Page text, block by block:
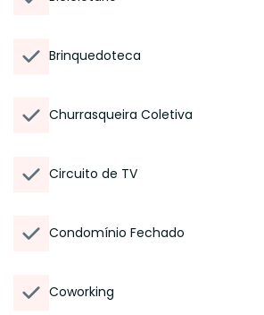
Brinquedoteca
Churrasqueira Coletiva
Circuito de TV
Condomínio Fechado
Coworking